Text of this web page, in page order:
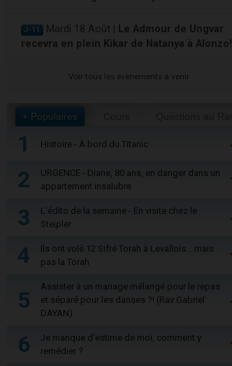
J-11 Mardi 18 Août |
Le Admour de Ungvar
recevra en plein Kikar de Natanya à Alonzo!
Voir tous les événements à venir
+ Populaires
1 Histoire - À bord du Titanic
2
URGENCE - Diane, 80 ans, en danger dans un
appartement insalubre
3
L'édito de la semaine - En visite chez le
Steipler
4
Ils ont volé 12 Sifré Torah à Levallois… mais
pas la Torah
5
Assister à un mariage mélangé pour le repas
et séparé pour les danses ?! (Rav Gabriel
DAYAN)
6
Je manque d'estime de moi, comment y
remédier ?